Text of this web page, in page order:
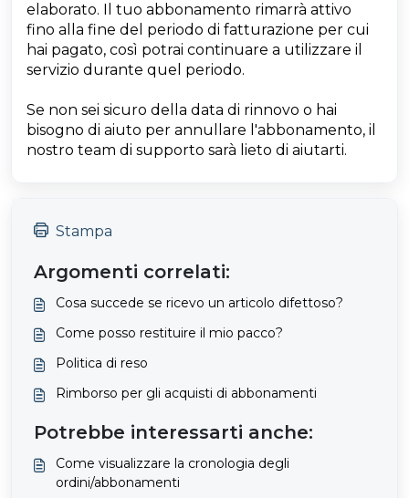
elaborato. Il tuo abbonamento rimarrà attivo
fino alla fine del periodo di fatturazione per cui
hai pagato, così potrai continuare a utilizzare il
servizio durante quel periodo.
Se non sei sicuro della data di rinnovo o hai
bisogno di aiuto per annullare l'abbonamento, il
nostro team di supporto sarà lieto di aiutarti.
Stampa
Argomenti correlati:
Cosa succede se ricevo un articolo difettoso?
Come posso restituire il mio pacco?
Politica di reso
Rimborso per gli acquisti di abbonamenti
Potrebbe interessarti anche:
Come visualizzare la cronologia degli
ordini/abbonamenti